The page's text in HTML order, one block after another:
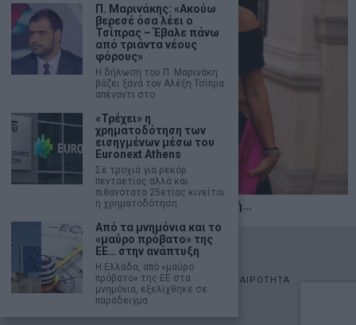
Η αληθινή παιδεία ξεκινά από την ψυχή…
© 2026 - marketnews.gr - All Rights Reserved
ΑΡΧΙΚΗ ΟΙΚΟΝΟΜΙΑ ΠΟΛΙΤΙΚΗ ΑΓΟΡΕΣ
ΕΠΙΚΑΙΡΟΤΗΤΑ
AUTOMOTO
LIFESTYLE
Π. Μαρινάκης: «Ακούω
βερεσέ όσα λέει ο
Τσίπρας – Έβαλε πάνω
από τριάντα νέους
φόρους»
Η δήλωση του Π. Μαρινάκη
βάζει ξανά τον Αλέξη Τσίπρα
απέναντι στο
«Τρέχει» η
χρηματοδότηση των
εισηγμένων μέσω του
Euronext Athens
Σε τροχιά για ρεκόρ
πενταετίας αλλά και
πιθανότατα 25ετίας κινείται
η χρηματοδότηση
Από τα μνημόνια και το
«μαύρο πρόβατο» της
ΕΕ… στην ανάπτυξη
Η Ελλάδα, από «μαύρο
πρόβατο» της ΕΕ στα
μνημόνια, εξελίχθηκε σε
παράδειγμα